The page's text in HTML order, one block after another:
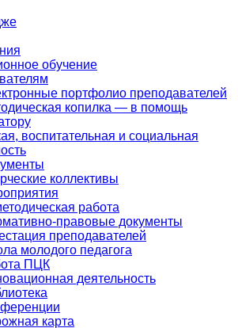
обучение
портфолио преподавателей
копилка — в помощь
воспитательная и социальная
коллективы
работа
правовые документы
преподавателей
молодого педагога
ПЦК
деятельность
карта